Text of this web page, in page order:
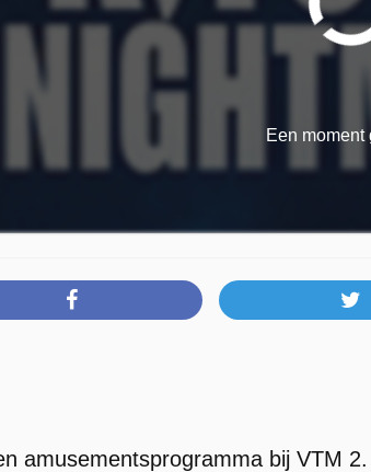
Een moment
amusementsprogramma bij VTM